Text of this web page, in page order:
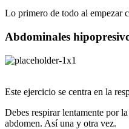
Lo primero de todo al empezar
Abdominales
Este ejercicio se centra en la
Debes respirar lentamente por
abdomen. Así una y otra vez.